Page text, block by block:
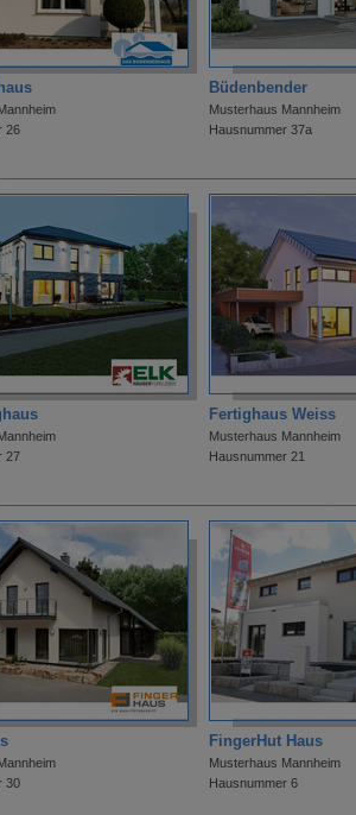
26
Büdenbender
Musterhaus Mannheim
Hausnummer 37a
27
Fertighaus Weiss
Musterhaus Mannheim
Hausnummer 21
30
FingerHut Haus
Musterhaus Mannheim
Hausnummer 6